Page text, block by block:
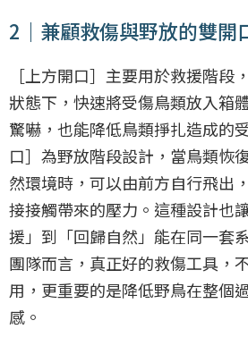
2｜兼顧救傷與野放的雙開
［上方開口］主要用於救援階段
狀態下，快速將受傷鳥類放入箱
驚嚇，也能降低鳥類掙扎造成的
口］為野放階段設計，當鳥類恢
然環境時，可以由前方自行飛出
接接觸帶來的壓力。這種設計也
援」到「回歸自然」能在同一套
團隊而言，真正好的救傷工具，
用，更重要的是降低野鳥在整個
感。